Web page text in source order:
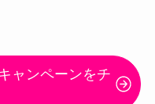
ャンペーンをチ